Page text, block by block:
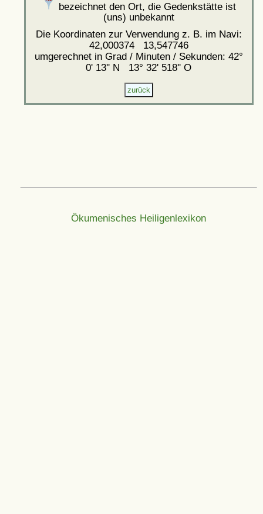
bezeichnet den Ort, die Gedenkstätte ist
(uns) unbekannt
Die Koordinaten zur Verwendung z. B. im Navi:
42,000374 13,547746
umgerechnet in Grad / Minuten / Sekunden: 42°
0' 13'' N 13° 32' 518'' O
Ökumenisches Heiligenlexikon